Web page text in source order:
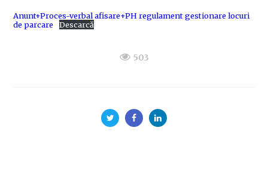
Anunt+Proces-verbal afisare+PH regulament gestionare locuri
de parcare
Descarcă
503